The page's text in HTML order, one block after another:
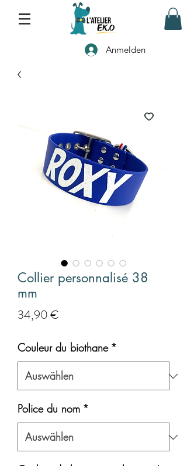
Anmelden
Collier personnalisé 38
mm
34,90 €
Couleur du biothane *
Police du nom *